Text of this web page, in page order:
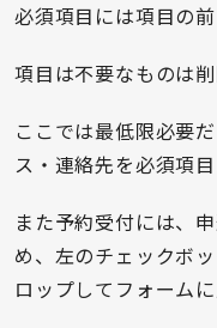
必須項目には項目の
項目は不要なものは
ここでは最低限必要
ス・連絡先を必須項
また予約受付には、
め、左のチェックボ
ロップしてフォームに